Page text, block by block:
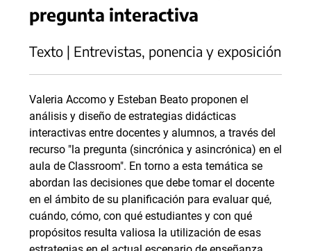
pregunta interactiva
Texto | Entrevistas, ponencia y exposición
Valeria Accomo y Esteban Beato proponen el
análisis y diseño de estrategias didácticas
interactivas entre docentes y alumnos, a través del
recurso "la pregunta (sincrónica y asincrónica) en el
aula de Classroom". En torno a esta temática se
abordan las decisiones que debe tomar el docente
en el ámbito de su planificación para evaluar qué,
cuándo, cómo, con qué estudiantes y con qué
propósitos resulta valiosa la utilización de esas